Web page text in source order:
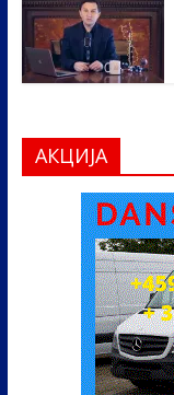
АКЦИЈА